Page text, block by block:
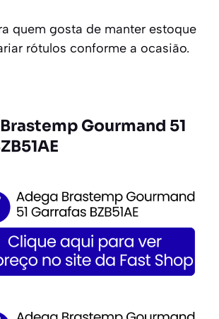
quem gosta de manter estoque
rótulos conforme a ocasião.
Gourmand 51